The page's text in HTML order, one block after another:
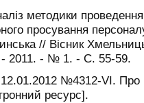
методики
просування
// Вісник
- 2011. - № 1. - С. 55-­59.
12.01.2012 №4312-VI. Про
ресурс].